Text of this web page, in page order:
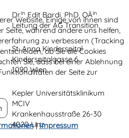
Dr.in Edit Bardi, PhD, OÄin
Leitung der AG Transition
St. Anna Kinderspital
Kinderspitalgasse 6
1090 Wien
Kepler Universitätsklinikum
MCIV
Krankenhausstraße 26-30
4020 Linz
Website. Einige von ihnen sind
Seite, während andere uns helfen,
zu verbessern (Tracking
ob Sie die Cookies
Sie, dass bei einer Ablehnung
der Seite zur
|Impressum